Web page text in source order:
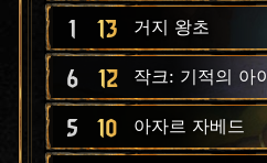
1 13 거지 왕초
6 12 작크: 기적의 아이
5 10 아자르 자베드